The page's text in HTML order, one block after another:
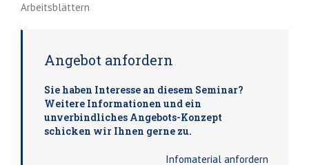
Arbeitsblättern
Angebot anfordern
Sie haben Interesse an diesem Seminar?
Weitere Informationen und ein
unverbindliches Angebots-Konzept
schicken wir Ihnen gerne zu.
Infomaterial anfordern